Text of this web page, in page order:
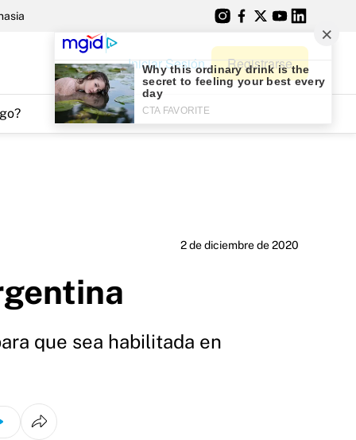
Iniciar Sesión Registrarse
2 de diciembre de 2020
que sea habilitada en